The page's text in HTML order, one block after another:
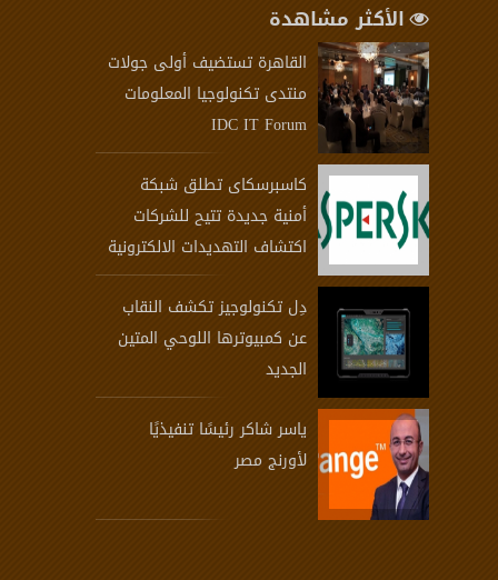
الأكثر مشاهدة
القاهرة تستضيف أولى جولات
منتدى تكنولوجيا المعلومات
IDC IT Forum
كاسبرسكاى تطلق شبكة
أمنية جديدة تتيح للشركات
اكتشاف التهديدات الالكترونية
دِل تكنولوجيز تكشف النقاب
عن كمبيوترها اللوحي المتين
الجديد
ياسر شاكر رئيسًا تنفيذيًا
لأورنج مصر